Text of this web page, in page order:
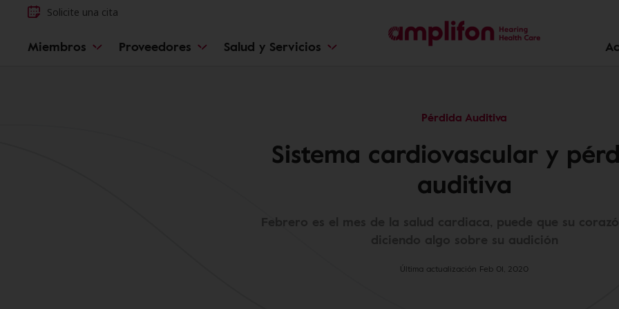
Solicite una cita
Miembros Proveedores Salud y Servicios
Pérdida Auditiva
Sistema cardiovascular y
auditiva
Última actualización Feb 01, 2020